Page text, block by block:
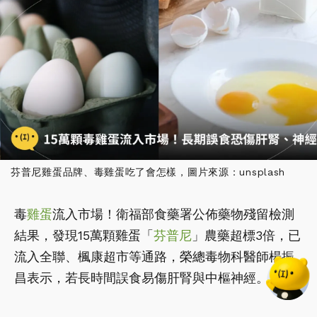
芬普尼雞蛋品牌、毒雞蛋吃了會怎樣，圖片來源：unsplash
毒雞蛋流入市場！衛福部食藥署公佈藥物殘留檢測
結果，發現15萬顆雞蛋「 芬普尼 」農藥超標3倍，已
流入全聯、楓康超市等通路，榮總毒物科醫師楊振
昌表示，若長時間誤食易傷肝腎與中樞神經。